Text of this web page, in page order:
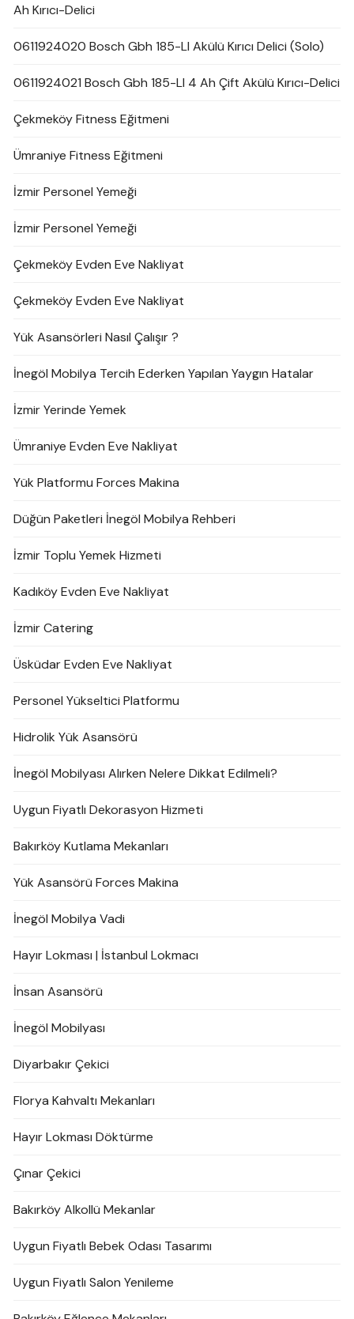
Ah Kırıcı-Delici
0611924020 Bosch Gbh 185-LI Akülü Kırıcı Delici (Solo)
0611924021 Bosch Gbh 185-LI 4 Ah Çift Akülü Kırıcı-Delici
Çekmeköy Fitness Eğitmeni
Ümraniye Fitness Eğitmeni
İzmir Personel Yemeği
İzmir Personel Yemeği
Çekmeköy Evden Eve Nakliyat
Çekmeköy Evden Eve Nakliyat
Yük Asansörleri Nasıl Çalışır ?
İnegöl Mobilya Tercih Ederken Yapılan Yaygın Hatalar
İzmir Yerinde Yemek
Ümraniye Evden Eve Nakliyat
Yük Platformu Forces Makina
Düğün Paketleri İnegöl Mobilya Rehberi
İzmir Toplu Yemek Hizmeti
Kadıköy Evden Eve Nakliyat
İzmir Catering
Üsküdar Evden Eve Nakliyat
Personel Yükseltici Platformu
Hidrolik Yük Asansörü
İnegöl Mobilyası Alırken Nelere Dikkat Edilmeli?
Uygun Fiyatlı Dekorasyon Hizmeti
Bakırköy Kutlama Mekanları
Yük Asansörü Forces Makina
İnegöl Mobilya Vadi
Hayır Lokması | İstanbul Lokmacı
İnsan Asansörü
İnegöl Mobilyası
Diyarbakır Çekici
Florya Kahvaltı Mekanları
Hayır Lokması Döktürme
Çınar Çekici
Bakırköy Alkollü Mekanlar
Uygun Fiyatlı Bebek Odası Tasarımı
Uygun Fiyatlı Salon Yenileme